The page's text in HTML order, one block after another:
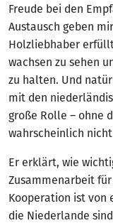
Freude bei den
Austausch geben
Holzliebhaber
wachsen zu sehen
zu halten. Und
mit den
große Rolle – ohne
wahrscheinlich
Er erklärt, wie
Zusammenarbeit
Kooperation ist von
die Niederlande